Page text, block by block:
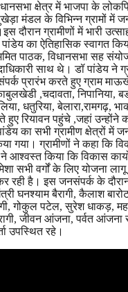
क्षेत्र में भाजपा के
मंडल के विभिन्न ग्रामों में
दौरान ग्रामीणों में भारी
पांडेय का ऐतिहासिक स्वागत
पाठक, विधानसभा सह
साथ थे। डॉ पांडेय ने
प्रारंभ करते हुए ग्राम
,चदावता, निपानिया,
धतुरिया, बेलारा,रामगढ़,
हुए रियावन पहुंचे ,जहां उन्होंने
का सभी ग्रामीण क्षेत्रों में
गया। ग्रामीणों ने कहा कि
आश्वस्त किया कि विकास
सभी वर्गों के लिए योजना
रही है। इस जनसंपर्क के
घनश्याम बैरागी, कैलाश
गोकुल पटेल, सुरेश धाकड़,
जीवन आंजना, पर्वत
उपस्थित रहे।